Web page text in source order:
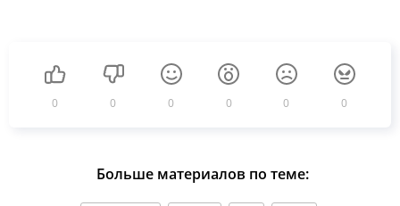
0 0 0 0 0 0
Больше материалов по теме: